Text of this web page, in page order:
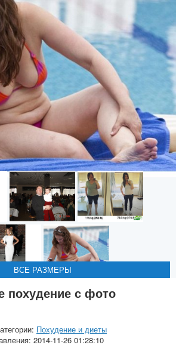
ВСЕ РАЗМЕРЫ
ВСЕ РАЗМЕРЫ
ВСЕ РАЗМЕРЫ
ВСЕ РАЗМЕРЫ
ВСЕ РАЗМЕРЫ
похудение с фото
Похудение и диеты
2014-11-26 01:28:10